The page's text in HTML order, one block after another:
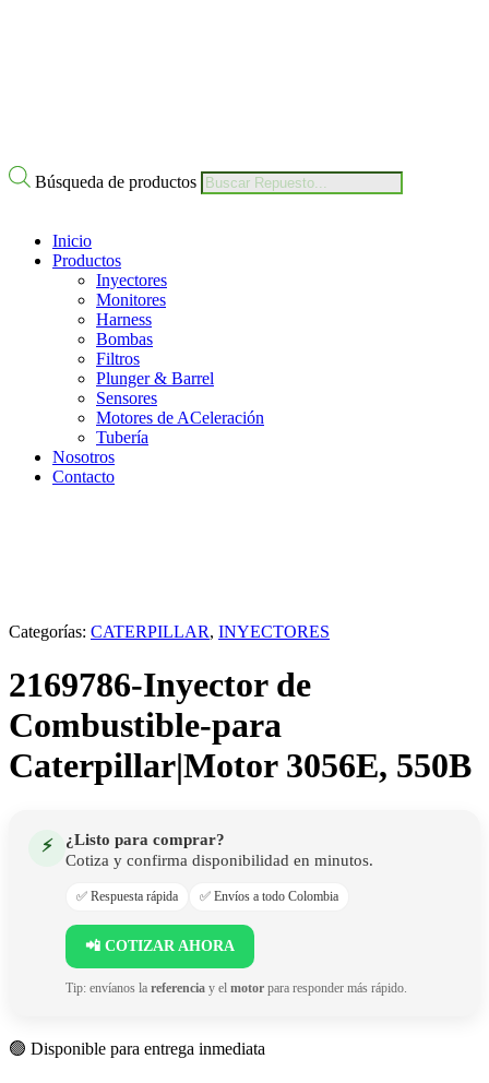
Búsqueda de productos
Inicio
Productos
Inyectores
Monitores
Harness
Bombas
Filtros
Plunger & Barrel
Sensores
Motores de ACeleración
Tubería
Nosotros
Contacto
Categorías: CATERPILLAR, INYECTORES
2169786-Inyector de
Combustible-para
Caterpillar|Motor 3056E, 550B
⚡
¿Listo para comprar?
Cotiza y confirma disponibilidad en minutos.
✅ Respuesta rápida ✅ Envíos a todo Colombia
📲 COTIZAR AHORA
Tip: envíanos la referencia y el motor para responder más rápido.
🟢 Disponible para entrega inmediata